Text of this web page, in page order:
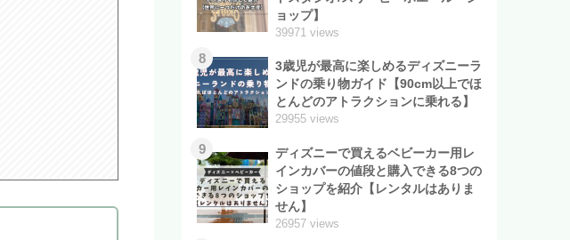
ョップ】
39971 views
8
3歳児が最高に楽しめるディズニーラ
ンドの乗り物ガイド【90cm以上でほ
とんどのアトラクションに乗れる】
29955 views
9
ディズニーで買えるベビーカー用レ
インカバーの値段と購入できる8つの
ショップを紹介【レンタルはありま
せん】
26957 views